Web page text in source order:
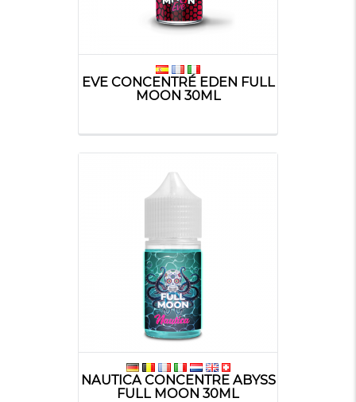
EVE CONCENTRÉ EDEN FULL
MOON 30ML
NAUTICA CONCENTRE ABYSS
FULL MOON 30ML